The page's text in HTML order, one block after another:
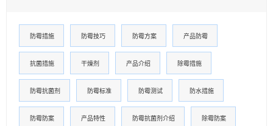
防霉措施 防霉技巧 防霉方案 产品防霉
抗菌措施 干燥剂 产品介绍 除霉措施
防霉抗菌剂 防霉标准 防霉测试 防水措施
防霉防案 产品特性 防霉抗菌剂介绍 除霉防案